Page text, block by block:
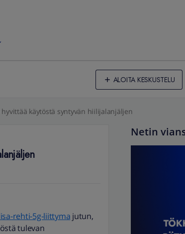
ALOITA KESKUSTELU
käytöstä syntyvän hiilijalanjäljen
rehti-5g-liittyma jutun,
tulevan
Netin